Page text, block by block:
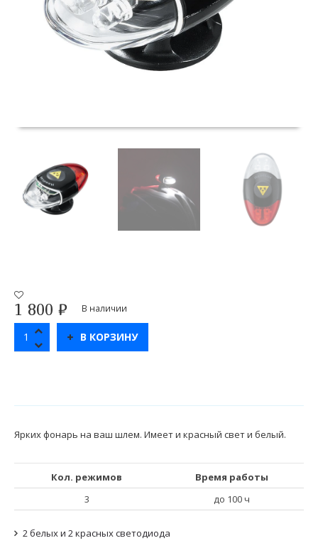
1 800 ₽ В наличии
В КОРЗИНУ
Ярких фонарь на ваш шлем. Имеет и красный свет и белый.
Кол. режимов
Время работы
3
до 100 ч
2 белых и 2 красных светодиода